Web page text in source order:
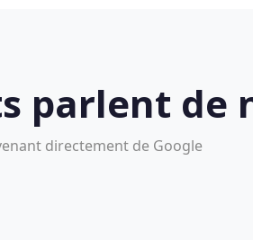
parlent de
directement de Google